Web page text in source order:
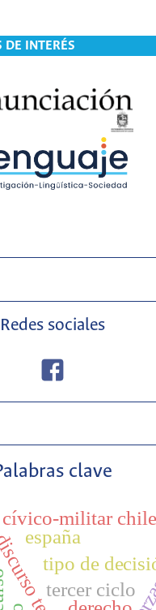
DE INTERÉS
Redes sociales
clave
cívico-militar
tipo de
tercer ciclo
españa